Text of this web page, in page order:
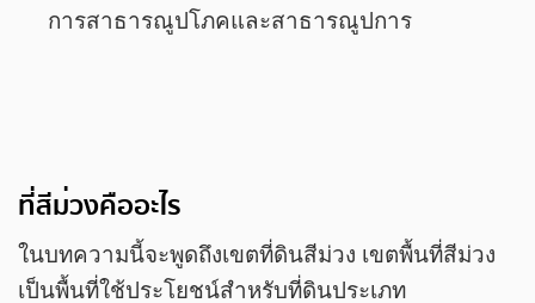
การสาธารณูปโภคและสาธารณูปการ
ที่สีม่วงคืออะไร
ในบทความนี้จะพูดถึงเขตที่ดินสีม่วง เขตพื้นที่สีม่วง
เป็นพื้นที่ใช้ประโยชน์สำหรับที่ดินประเภท